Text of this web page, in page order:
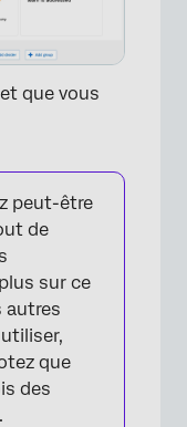
que vous
peut-être
de
sur ce
autres
que
des